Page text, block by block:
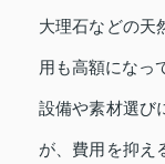
大理石などの天
用も高額になっ
設備や素材選び
が、費用を抑え